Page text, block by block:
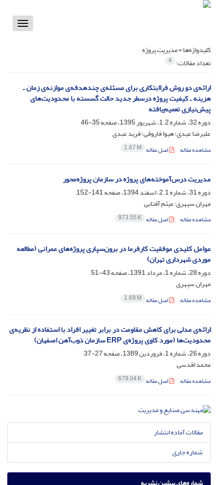
Toggle
کلیدواژه‌ها =مدیریت پروژه
تعداد مقالات: 4
ارائه‌ی دو روش فراابتکاری برای مسئله‌ی چندهدفه‌ی موازنه‌ی زمان ـ
هزینه ـ کیفیت پروژه درسطر جدید حالت گسسته با محدودیت‌های
پیش‌نیازی تعمیم‌یافته
دوره 32، شماره 1.2، شهریور 1395، صفحه
35-46
علیرضا عیدی؛ هیوا فاروقی؛ فرید عبدی
مشاهده مقاله اصل مقاله 1.67 M
مدیریت درس‌آموخته‌های پروژه در سازمان پروژه‌محور
دوره 31، شماره 2.1، اسفند 1394، صفحه
141-152
مهران سپهری؛ میثم آفتابی
مشاهده مقاله اصل مقاله 973.55 K
عوامل کلیدی موفقیت کارفرما در برون‌سپاری پروژه‌های عمرانی (مطالعه
موردی شهرداری تهران)
دوره 28، شماره 1، مرداد 1391، صفحه
43-51
مهران سپهری
مشاهده مقاله اصل مقاله 1.69 M
ارائه‌ی مدلی برای کاهش مقاومت در برابر تغییر افراد با استفاده از نظریه‌ی
محدودیت‌ها (مورد کاوی پروژه‌ی E‌R‌P سازمان ذوب‌آهن اصفهان)
دوره 26، شماره 1، فروردین 1389، صفحه
27-37
محمد اقدسی
مشاهده مقاله اصل مقاله 679.04 K
مقالات آماده انتشار
شماره جاری